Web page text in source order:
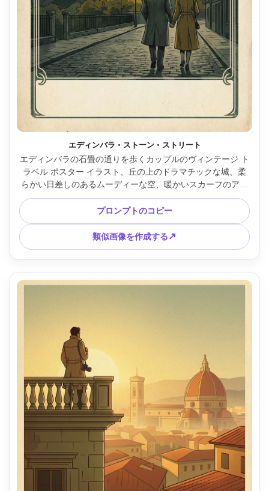
エディンバラ・ストーン・ストリート
エディンバラの石畳の通りを歩くカップルのヴィンテージ ト
ラベル ポスター イラスト、丘の上のドラマチックな城、柔
らかい日差しのあるムーディーな空、暖かいスカーフのアク
セントが付いた落ち着いた緑とグレー、クラシックなポスタ
ー ボーダー、微妙な紙目、タイトル テキスト用の予約スペ
ース、85mm レンズ、浅い被写界深度 --ar 4:5
プロンプトのコピー
類似画像を作成する↗